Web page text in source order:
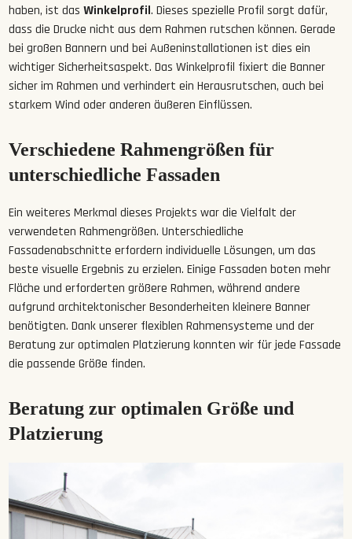
haben, ist dasWinkelprofil. Dieses spezielle Profil sorgt dafür,
dass die Drucke nicht aus dem Rahmen rutschen können. Gerade
bei großen Bannern und bei Außeninstallationen ist dies ein
wichtiger Sicherheitsaspekt. Das Winkelprofil fixiert die Banner
sicher im Rahmen und verhindert ein Herausrutschen, auch bei
starkem Wind oder anderen äußeren Einflüssen.
Verschiedene Rahmengrößen für
unterschiedliche Fassaden
Ein weiteres Merkmal dieses Projekts war die Vielfalt der
verwendeten Rahmengrößen. Unterschiedliche
Fassadenabschnitte erfordern individuelle Lösungen, um das
beste visuelle Ergebnis zu erzielen. Einige Fassaden boten mehr
Fläche und erforderten größere Rahmen, während andere
aufgrund architektonischer Besonderheiten kleinere Banner
benötigten. Dank unserer flexiblen Rahmensysteme und der
Beratung zur optimalen Platzierung konnten wir für jede Fassade
die passende Größe finden.
Beratung zur optimalen Größe und
Platzierung